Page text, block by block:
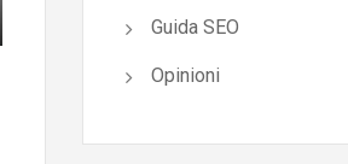
Guida SEO
Opinioni